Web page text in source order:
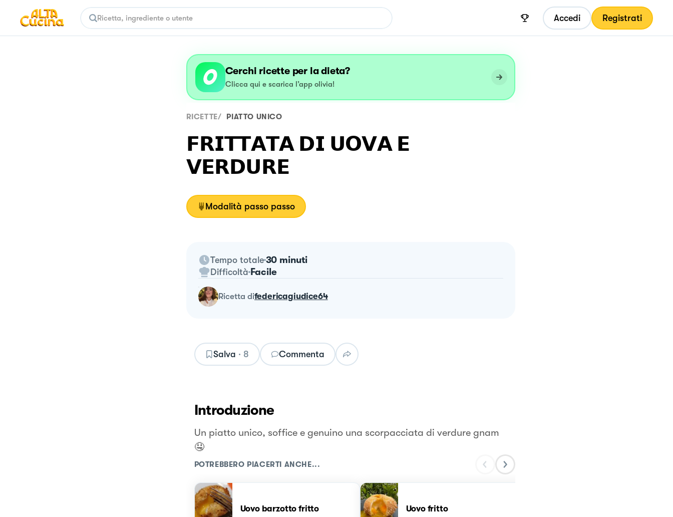
Accedi Registrati
Cerchi ricette per la dieta?
Clicca qui e scarica l’app olivia!
RICETTE/ PIATTO UNICO
𝗙𝗥𝗜𝗧𝗧𝗔𝗧𝗔 𝗗𝗜 𝗨𝗢𝗩𝗔 𝗘
𝗩𝗘𝗥𝗗𝗨𝗥𝗘
Modalità passo passo
Tempo totale 30 minuti
Difficoltà Facile
ricetta difedericagiudice64
Salva · 8 Commenta
Introduzione
Un piatto unico, soffice e genuino una scorpacciata di verdure gnam
🤤
POTREBBERO PIACERTI ANCHE...
Uovo barzotto fritto Uovo fritto